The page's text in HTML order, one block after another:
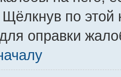
по этой
оправки